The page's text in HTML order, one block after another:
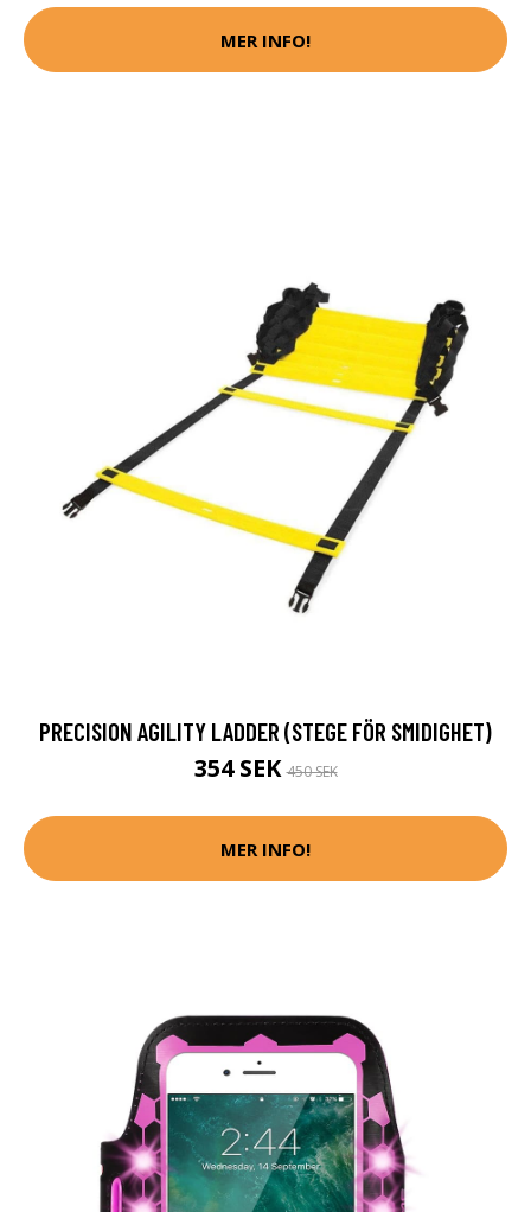
MER INFO!
PRECISION AGILITY LADDER (STEGE FÖR SMIDIGHET)
354 SEK450 SEK
MER INFO!